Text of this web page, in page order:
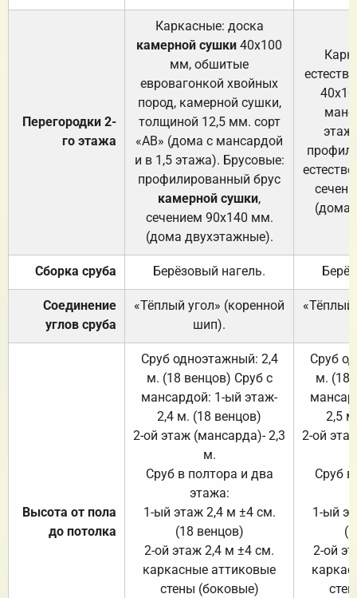
Перегородки 2-
го этажа
Каркасные: доска
камерной сушки 40х100
мм, обшитые
евровагонкой хвойных
пород, камерной сушки,
толщиной 12,5 мм. сорт
«АВ» (дома с мансардой
и в 1,5 этажа). Брусовые:
профилированный брус
камерной сушки,
сечением 90х140 мм.
(дома двухэтажные).
(дома
Сборка сруба Берёзовый нагель.
Соединение
углов сруба
«Тёплый угол» (коренной
шип).
«Тёплый
Высота от пола
до потолка
Сруб одноэтажный: 2,4
м. (18 венцов) Сруб с
мансардой: 1-ый этаж-
2,4 м. (18 венцов)
2-ой этаж (мансарда)- 2,3
м.
Сруб в полтора и два
этажа:
1-ый этаж 2,4 м ±4 см.
(18 венцов)
2-ой этаж 2,4 м ±4 см.
каркасные аттиковые
стены (боковые)
Сруб
м. (18
2,5
2-ой
Сруб
1-ый
2-ой